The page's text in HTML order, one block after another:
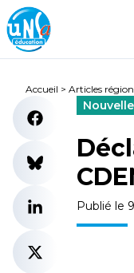
Accueil > Articles
Publié le